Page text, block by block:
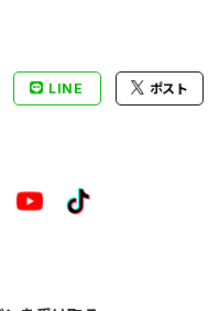
LINE ポスト